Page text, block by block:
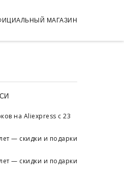
МАГАЗИН
на Aliexpress с 23
— скидки и подарки
— скидки и подарки